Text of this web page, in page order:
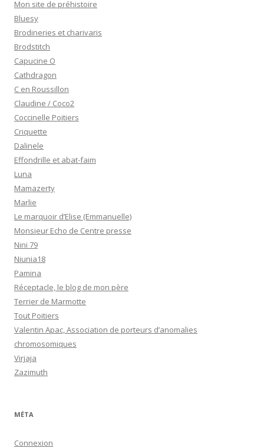
Mon site de préhistoire
Bluesy
Brodineries et charivaris
Brodstitch
Capucine O
Cathdragon
C en Roussillon
Claudine / Coco2
Coccinelle Poitiers
Criquette
Dalinele
Effondrille et abat-faim
Luna
Mamazerty
Marlie
Le marquoir d’Elise (Emmanuelle)
Monsieur Echo de Centre presse
Nini 79
Niunia18
Pamina
Réceptacle, le blog de mon père
Terrier de Marmotte
Tout Poitiers
Valentin Apac, Association de porteurs d’anomalies
chromosomiques
Virjaja
Zazimuth
MÉTA
Connexion